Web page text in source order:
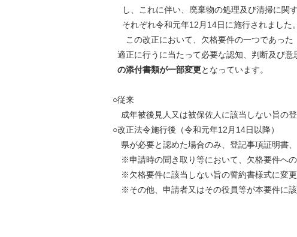
し、これに伴い、廃棄物の処理及び清掃に関す
それぞれ令和元年12月14日に施行されました
この改正において、欠格要件の一つであった「
適正に行うに当たって必要な認知、判断及び意
の添付書類が一部変更となっています。
○従来
成年被後見人又は被保佐人に該当しない旨の登
○改正法令施行後（令和元年12月14日以降）
県が必要と認めた場合のみ、登記事項証明書、
※申請時の聞き取り等において、欠格要件への
※欠格要件に該当しない旨の誓約書様式に変更
※その他、申請者又はその役員等が本要件に該